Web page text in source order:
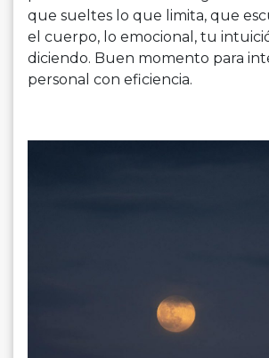
que sueltes lo que limita, que
el cuerpo, lo emocional, tu
diciendo. Buen momento para
personal con eficiencia.